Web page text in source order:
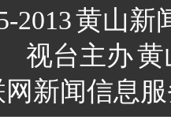
2013黄山新
视台主办黄
新闻信息